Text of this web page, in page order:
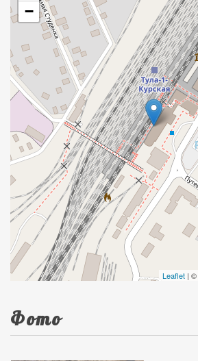
−
Leaflet | ©
Фото